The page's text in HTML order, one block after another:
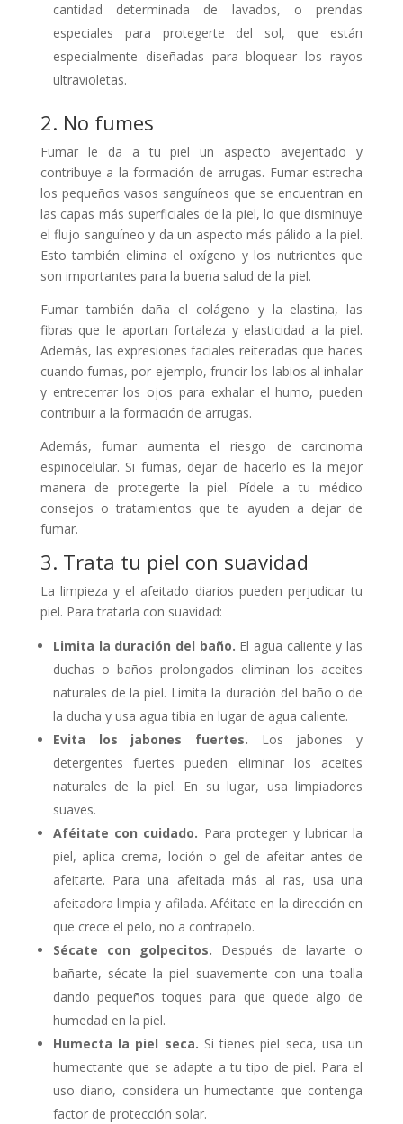
cantidad determinada de lavados, o prendas
especiales para protegerte del sol, que están
especialmente diseñadas para bloquear los rayos
ultravioletas.
2. No fumes
Fumar le da a tu piel un aspecto avejentado y
contribuye a la formación de arrugas. Fumar estrecha
los pequeños vasos sanguíneos que se encuentran en
las capas más superficiales de la piel, lo que disminuye
el flujo sanguíneo y da un aspecto más pálido a la piel.
Esto también elimina el oxígeno y los nutrientes que
son importantes para la buena salud de la piel.
Fumar también daña el colágeno y la elastina, las
fibras que le aportan fortaleza y elasticidad a la piel.
Además, las expresiones faciales reiteradas que haces
cuando fumas, por ejemplo, fruncir los labios al inhalar
y entrecerrar los ojos para exhalar el humo, pueden
contribuir a la formación de arrugas.
Además, fumar aumenta el riesgo de carcinoma
espinocelular. Si fumas, dejar de hacerlo es la mejor
manera de protegerte la piel. Pídele a tu médico
consejos o tratamientos que te ayuden a dejar de
fumar.
3. Trata tu piel con suavidad
La limpieza y el afeitado diarios pueden perjudicar tu
piel. Para tratarla con suavidad:
Limita la duración del baño. El agua caliente y las
duchas o baños prolongados eliminan los aceites
naturales de la piel. Limita la duración del baño o de
la ducha y usa agua tibia en lugar de agua caliente.
Evita los jabones fuertes. Los jabones y
detergentes fuertes pueden eliminar los aceites
naturales de la piel. En su lugar, usa limpiadores
suaves.
Aféitate con cuidado. Para proteger y lubricar la
piel, aplica crema, loción o gel de afeitar antes de
afeitarte. Para una afeitada más al ras, usa una
afeitadora limpia y afilada. Aféitate en la dirección en
que crece el pelo, no a contrapelo.
Sécate con golpecitos. Después de lavarte o
bañarte, sécate la piel suavemente con una toalla
dando pequeños toques para que quede algo de
humedad en la piel.
Humecta la piel seca. Si tienes piel seca, usa un
humectante que se adapte a tu tipo de piel. Para el
uso diario, considera un humectante que contenga
factor de protección solar.